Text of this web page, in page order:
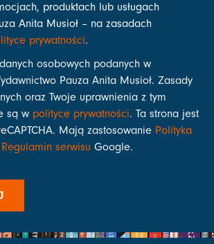
produktach lub usługach
Anita Musioł – na zasadach
prywatności.
osobowych podanych w
Pauza Anita Musioł. Zasady
oraz Twoje uprawnienia z tym
są w polityce prywatności. Ta strona jest
Mają zastosowanie Polityka
Regulamin serwisu Google.